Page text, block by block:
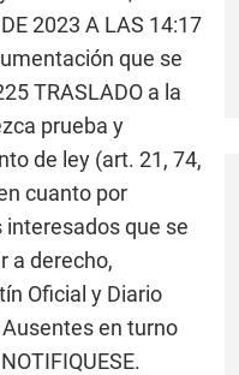
2023 A LAS 14:17
que se
TRASLADO a la
prueba y
de ley (art. 21, 74,
cuanto por
interesados que se
a derecho,
Oficial y Diario
en turno